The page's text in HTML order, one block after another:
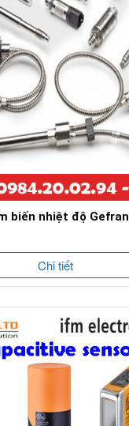
biến nhiệt độ Gefran
Chi tiết